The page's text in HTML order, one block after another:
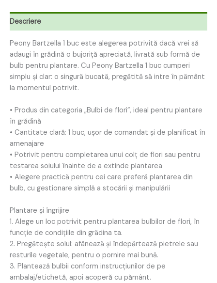
Descriere
Peony Bartzella 1 buc este alegerea potrivită dacă vrei să
adaugi în grădină o bujoriță apreciată, livrată sub formă de
bulb pentru plantare. Cu Peony Bartzella 1 buc cumperi
simplu și clar: o singură bucată, pregătită să intre în pământ
la momentul potrivit.
• Produs din categoria „Bulbi de flori”, ideal pentru plantare
în grădină
• Cantitate clară: 1 buc, ușor de comandat și de planificat în
amenajare
• Potrivit pentru completarea unui colț de flori sau pentru
testarea soiului înainte de a extinde plantarea
• Alegere practică pentru cei care preferă plantarea din
bulb, cu gestionare simplă a stocării și manipulării
Plantare și îngrijire
1. Alege un loc potrivit pentru plantarea bulbilor de flori, în
funcție de condițiile din grădina ta.
2. Pregătește solul: afânează și îndepărtează pietrele sau
resturile vegetale, pentru o pornire mai bună.
3. Plantează bulbii conform instrucțiunilor de pe
ambalaj/etichetă, apoi acoperă cu pământ.